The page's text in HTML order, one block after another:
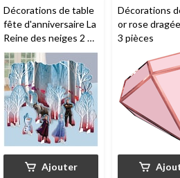
Décorations de table
fête d'anniversaire La
Reine des neiges 2 de
Disney
Ajouter
Décorations
or rose
3 pièces